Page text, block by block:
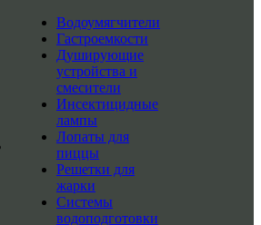
Водоумягчители
Гастроемкости
Душирующие
устройства и
смесители
Инсектицидные
лампы
Лопаты для
пиццы
Решетки для
жарки
Системы
водоподготовки